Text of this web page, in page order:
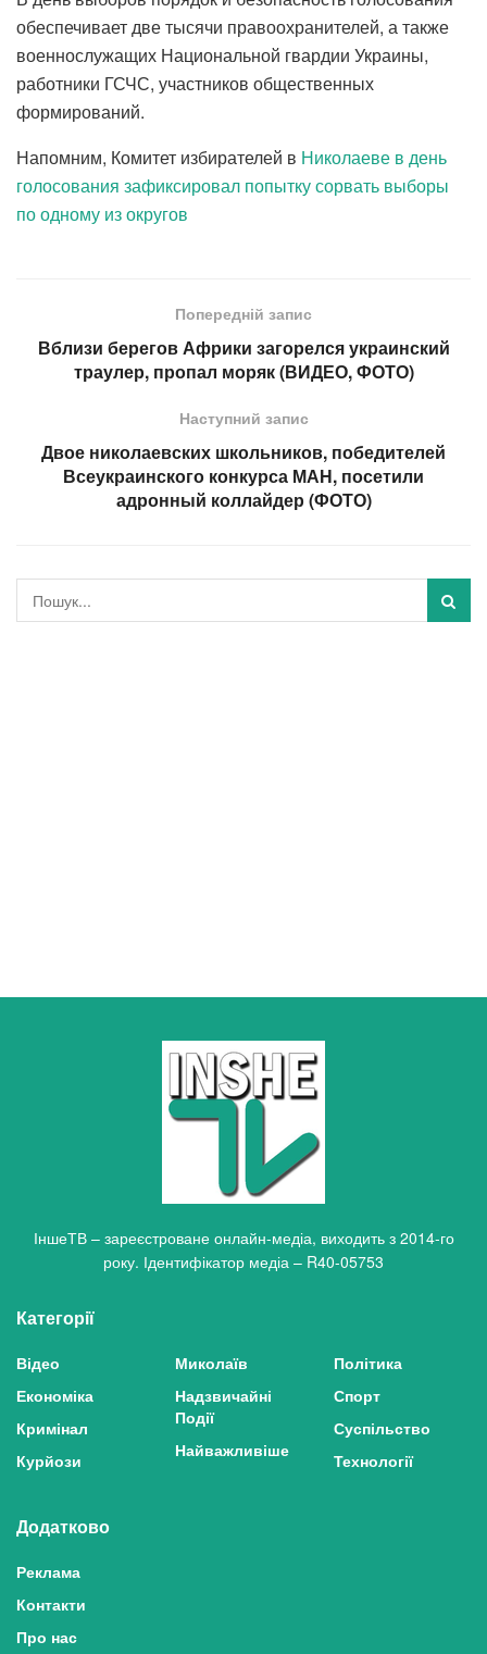
обеспечивает две тысячи правоохранителей, а также
военнослужащих Национальной гвардии Украины,
работники ГСЧС, участников общественных
формирований.
Напомним, Комитет избирателей в Николаеве в день
голосования зафиксировал попытку сорвать выборы
по одному из округов
Попередній запис
Вблизи берегов Африки загорелся украинский
траулер, пропал моряк (ВИДЕО, ФОТО)
Наступний запис
Двое николаевских школьников, победителей
Всеукраинского конкурса МАН, посетили
адронный коллайдер (ФОТО)
ІншеТВ – зареєстроване онлайн-медіа, виходить з 2014-го
року. Ідентифікатор медіа – R40-05753
Категорії
Відео
Економіка
Кримінал
Курйози
Миколаїв
Надзвичайні
Події
Найважливіше
Політика
Спорт
Суспільство
Технології
Додатково
Реклама
Контакти
Про нас